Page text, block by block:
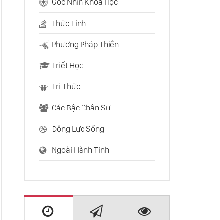
Tiền Bạc Và Tình Dục
Làm Thế Nào Để Các
Tình Huống Xấu Không
Ảnh Hưởng Đến Bạn
5 Lời Khuyên Đơn Giản
Khó Khăn Trong Cuộc
Sống
Bật Mí Điều Sẽ Giúp
Bạn Thực Hiện Được
Những Gì Bạn Mong
Muốn
Làm Sao Để Giữ Được
Trạng Thái Không Tức
Hay Không
Góc Nhìn Khoa Học
Thức Tỉnh
Phương Pháp Thiền
Triết Học
Tri Thức
Các Bậc Chân Sư
Động Lực Sống
Ngoài Hành Tinh